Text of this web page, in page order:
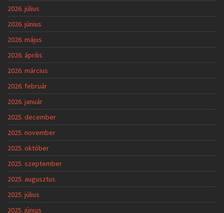
2026. július
2026. június
2026. május
2026. április
2026. március
2026. február
2026. január
2025. december
2025. november
2025. október
2025. szeptember
2025. augusztus
2025. július
2025. június